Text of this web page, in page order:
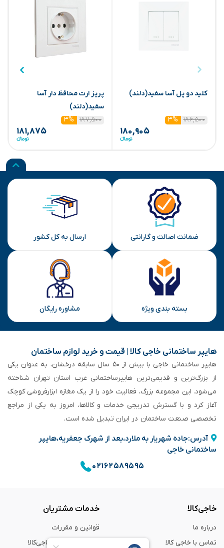
کلید دو پل آسا سفید(دلند)
۱۸۶,۵۰۰ ۳%
۱۸۰,۹۰۵
پریز ارت محافظ دار آسا
سفید(دلند)
۱۸۷,۵۰۰
۳%
۱۸۱,۸۷۵
ضمانت اصالت و گارانتی ارسال به کل کشور
بسته بندی ویژه مشاوره رایگان
هایپر ساختمانی خاجی‌ کالا | قیمت و خرید لوازم ساختمان
هایپر ساختمانی خاجی‌ با بیش از ۵۰ سال سابقه‌ درخشان، به عنوان یکی
از بزرگ‌ترین و قدیمی‌ترین هایپرساختمانی‌ غرب استان تهران شناخته
می‌شود. این مجموعه بزرگ، فعالیت خود را از یک مغازه ابزارفروشی کوچک
آغاز کرد و با گسترش تدریجی خدمات و کالاها، امروز به یکی از مراجع
تخصصی صنعت ساختمان در ایران تبدیل شده است.
آدرس:جاده شهریار به ملارد،بعد از شهرک جعفریه،هایپر
ساختمانی خاجی
۰۲۱۶۲۵۸۹۵۹۵
خاجی‌کالا
درباره ما
تماس با خاجی کالا
خدمات مشتریان
قوانین و مقررات
راهنمای خرید از خاجی‌کالا